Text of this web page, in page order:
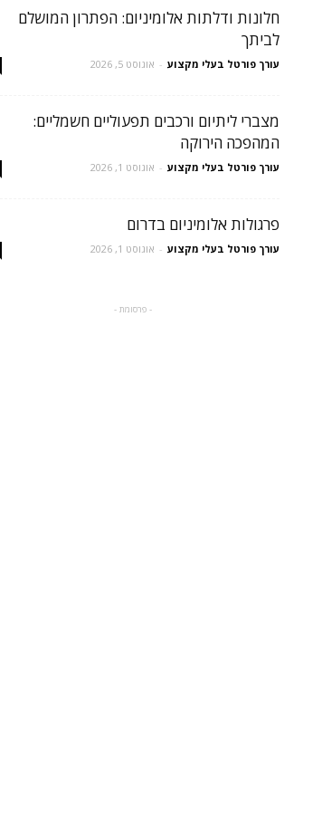
חלונות ודלתות אלומיניום: הפתרון המושלם
לביתך
עורך פורטל בעלי מקצוע - אוגוסט 5, 2026
מצברי ליתיום ורכבים תפעוליים חשמליים:
המהפכה הירוקה
עורך פורטל בעלי מקצוע - אוגוסט 1, 2026
פרגולות אלומיניום בדרום
עורך פורטל בעלי מקצוע - אוגוסט 1, 2026
- פרסומת -